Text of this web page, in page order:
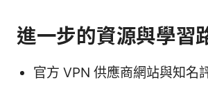
進一步的資源與學習
官方 VPN 供應商網站與知名